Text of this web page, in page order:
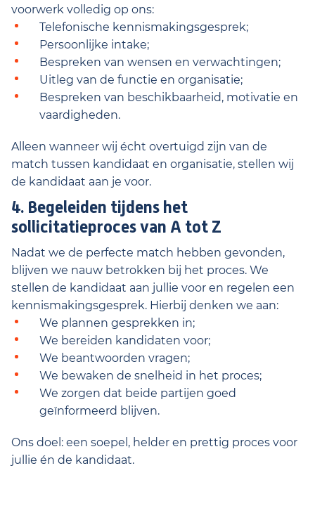
voorwerk volledig op ons:
Telefonische kennismakingsgesprek;
Persoonlijke intake;
Bespreken van wensen en verwachtingen;
Uitleg van de functie en organisatie;
Bespreken van beschikbaarheid, motivatie en
vaardigheden.
Alleen wanneer wij écht overtuigd zijn van de
match tussen kandidaat en organisatie, stellen wij
de kandidaat aan je voor.
4. Begeleiden tijdens het
sollicitatieproces van A tot Z
Nadat we de perfecte match hebben gevonden,
blijven we nauw betrokken bij het proces. We
stellen de kandidaat aan jullie voor en regelen een
kennismakingsgesprek. Hierbij denken we aan:
We plannen gesprekken in;
We bereiden kandidaten voor;
We beantwoorden vragen;
We bewaken de snelheid in het proces;
We zorgen dat beide partijen goed
geïnformeerd blijven.
Ons doel: een soepel, helder en prettig proces voor
jullie én de kandidaat.